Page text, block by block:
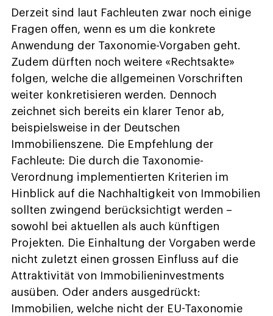
Derzeit sind laut Fachleuten zwar noch einige
Fragen offen, wenn es um die konkrete
Anwendung der Taxonomie-Vorgaben geht.
Zudem dürften noch weitere «Rechtsakte»
folgen, welche die allgemeinen Vorschriften
weiter konkretisieren werden. Dennoch
zeichnet sich bereits ein klarer Tenor ab,
beispielsweise in der Deutschen
Immobilienszene. Die Empfehlung der
Fachleute: Die durch die Taxonomie-
Verordnung implementierten Kriterien im
Hinblick auf die Nachhaltigkeit von Immobilien
sollten zwingend berücksichtigt werden –
sowohl bei aktuellen als auch künftigen
Projekten. Die Einhaltung der Vorgaben werde
nicht zuletzt einen grossen Einfluss auf die
Attraktivität von Immobilieninvestments
ausüben. Oder anders ausgedrückt:
Immobilien, welche nicht der EU-Taxonomie